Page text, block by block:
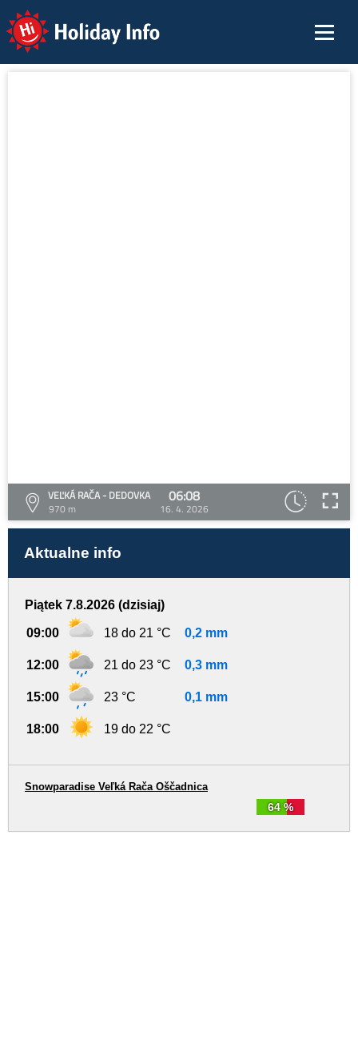
Holiday Info
VEĽKÁ RAČA - DEDOVKA
970 m
06:08
16. 4. 2026
Aktualne info
Piątek 7.8.2026 (dzisiaj)
09:00 18 do 21 °C 0,2 mm
12:00 21 do 23 °C 0,3 mm
15:00 23 °C 0,1 mm
18:00 19 do 22 °C
64 %
Snowparadise Veľká Rača Oščadnica